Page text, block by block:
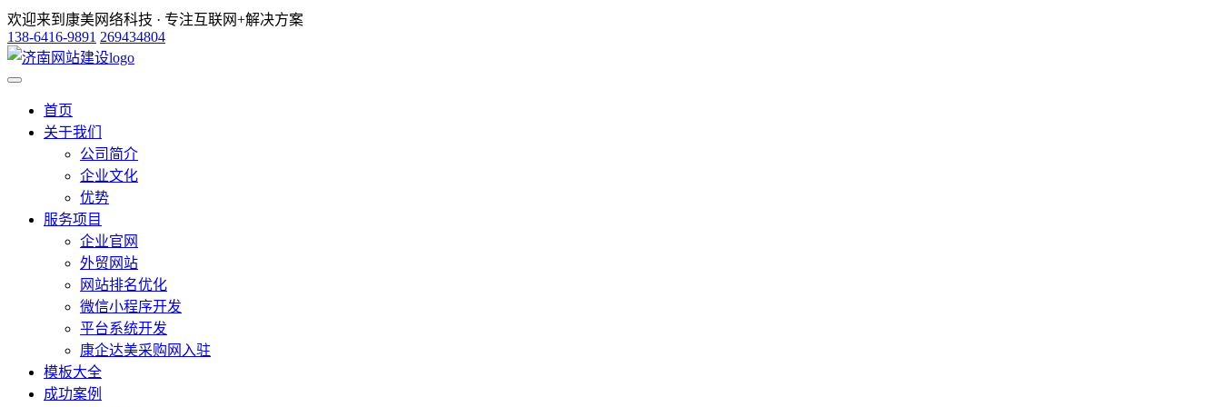
欢迎来到康美网络科技 · 专注互联网+解决方案
138-6416-9891 269434804
首页
关于我们
公司简介
企业文化
优势
服务项目
企业官网
外贸网站
网站排名优化
微信小程序开发
平台系统开发
康企达美采购网入驻
模板大全
成功案例